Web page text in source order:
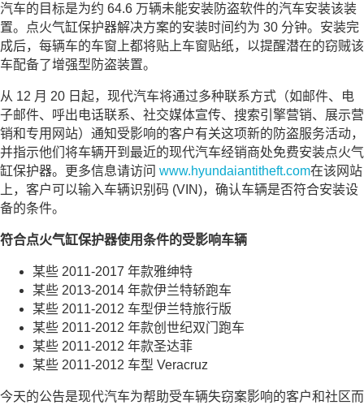
汽车的目标是为约 64.6 万辆未能安装防盗软件的汽车安装该装
置。点火气缸保护器解决方案的安装时间约为 30 分钟。安装完
成后，每辆车的车窗上都将贴上车窗贴纸，以提醒潜在的窃贼该
车配备了增强型防盗装置。
从 12 月 20 日起，现代汽车将通过多种联系方式（如邮件、电
子邮件、呼出电话联系、社交媒体宣传、搜索引擎营销、展示营
销和专用网站）通知受影响的客户有关这项新的防盗服务活动，
并指示他们将车辆开到最近的现代汽车经销商处免费安装点火气
缸保护器。更多信息请访问 www.hyundaiantitheft.com在该网站
上，客户可以输入车辆识别码 (VIN)，确认车辆是否符合安装设
备的条件。
符合点火气缸保护器使用条件的受影响车辆
某些 2011-2017 年款雅绅特
某些 2013-2014 年款伊兰特轿跑车
某些 2011-2012 车型伊兰特旅行版
某些 2011-2012 年款创世纪双门跑车
某些 2011-2012 年款圣达菲
某些 2011-2012 车型 Veracruz
今天的公告是现代汽车为帮助受车辆失窃案影响的客户和社区而